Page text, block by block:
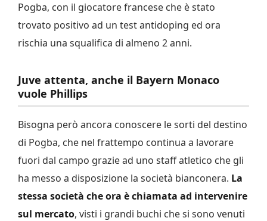
Pogba, con il giocatore francese che è stato
trovato positivo ad un test antidoping ed ora
rischia una squalifica di almeno 2 anni.
Juve attenta, anche il Bayern Monaco
vuole Phillips
Bisogna però ancora conoscere le sorti del destino
di Pogba, che nel frattempo continua a lavorare
fuori dal campo grazie ad uno staff atletico che gli
ha messo a disposizione la società bianconera. La
stessa società che ora è chiamata ad intervenire
sul mercato, visti i grandi buchi che si sono venuti